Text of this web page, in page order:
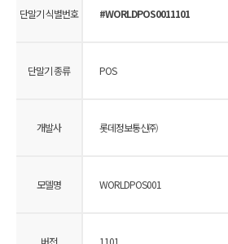
단말기 식별번호 #WORLDPOS0011101
단말기 종류 POS
개발사 롯데정보통신㈜
모델명 WORLDPOS001
버전 1101